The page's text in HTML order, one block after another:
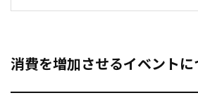
消費を増加させるイベントに